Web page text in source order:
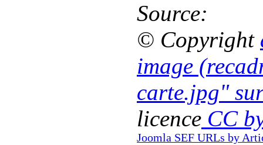
Source:
© Copyright
image
carte.jpg"
licence CC
Joomla SEF URLs by